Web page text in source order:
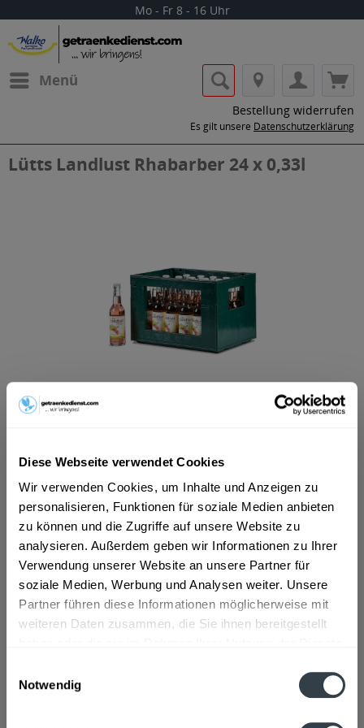
Diese Webseite verwendet Cookies
Wir verwenden Cookies, um Inhalte und Anzeigen zu
personalisieren, Funktionen für soziale Medien anbieten
zu können und die Zugriffe auf unsere Website zu
analysieren. Außerdem geben wir Informationen zu Ihrer
Verwendung unserer Website an unsere Partner für
soziale Medien, Werbung und Analysen weiter. Unsere
Partner führen diese Informationen möglicherweise mit
weiteren Daten zusammen, die Sie ihnen bereitgestellt
Notwendig
Mo - Fr 8 - 16 Uhr
Menü
Bestellung widerrufen
Es gilt unsere Datenschutzerklärung
Lütts Landlust Rhabarber 24 x 0,33l
21,99 € *
Vorrätig
MEHRWEG
+3,42 € Pfand
In denWarenkorb
Hinzugefügt
Artikel-Nr.: 29736
Beschreibung
Natürliches Mineralwasser, Rhabarber-Saft (40%), Fruktose,